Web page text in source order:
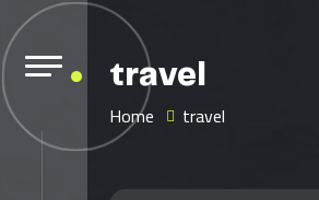
travel
Home travel